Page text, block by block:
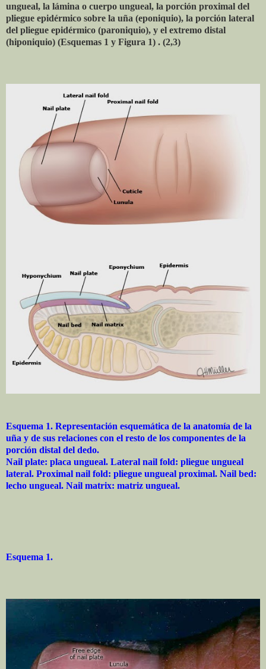
ungueal, la lámina o cuerpo ungueal, la porción proximal del
pliegue epidérmico sobre la uña (eponiquio), la porción lateral
del pliegue epidérmico (paroniquio), y el extremo distal
(hiponiquio) (Esquemas 1 y Figura 1) . (2,3)
Esquema 1. Representación esquemática de la anatomía de la
uña y de sus relaciones con el resto de los componentes de la
porción distal del dedo.
Nail plate: placa ungueal. Lateral nail fold: pliegue ungueal
lateral. Proximal nail fold: pliegue ungueal proximal. Nail bed:
lecho ungueal. Nail matrix: matriz ungueal.
Esquema 1.